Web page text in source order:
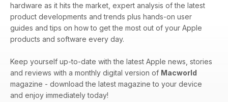
hardware as it hits the market, expert analysis of the latest
product developments and trends plus hands-on user
guides and tips on how to get the most out of your Apple
products and software every day.
Keep yourself up-to-date with the latest Apple news, stories
and reviews with a monthly digital version of Macworld
magazine - download the latest magazine to your device
and enjoy immediately today!